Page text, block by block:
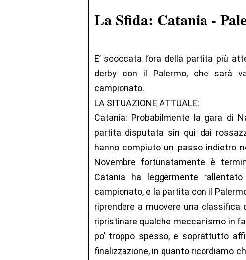
La Sfida: Catania -
E’ scoccata l’ora della partita più
derby con il Palermo, che sarà
campionato.
LA SITUAZIONE ATTUALE:
Catania: Probabilmente la gara di
partita disputata sin qui dai
hanno compiuto un passo indietro
Novembre fortunatamente è
Catania ha leggermente
campionato, e la partita con il
riprendere a muovere una classifica
ripristinare qualche meccanismo in
po’ troppo spesso, e soprattutto
finalizzazione, in quanto ricordiamo